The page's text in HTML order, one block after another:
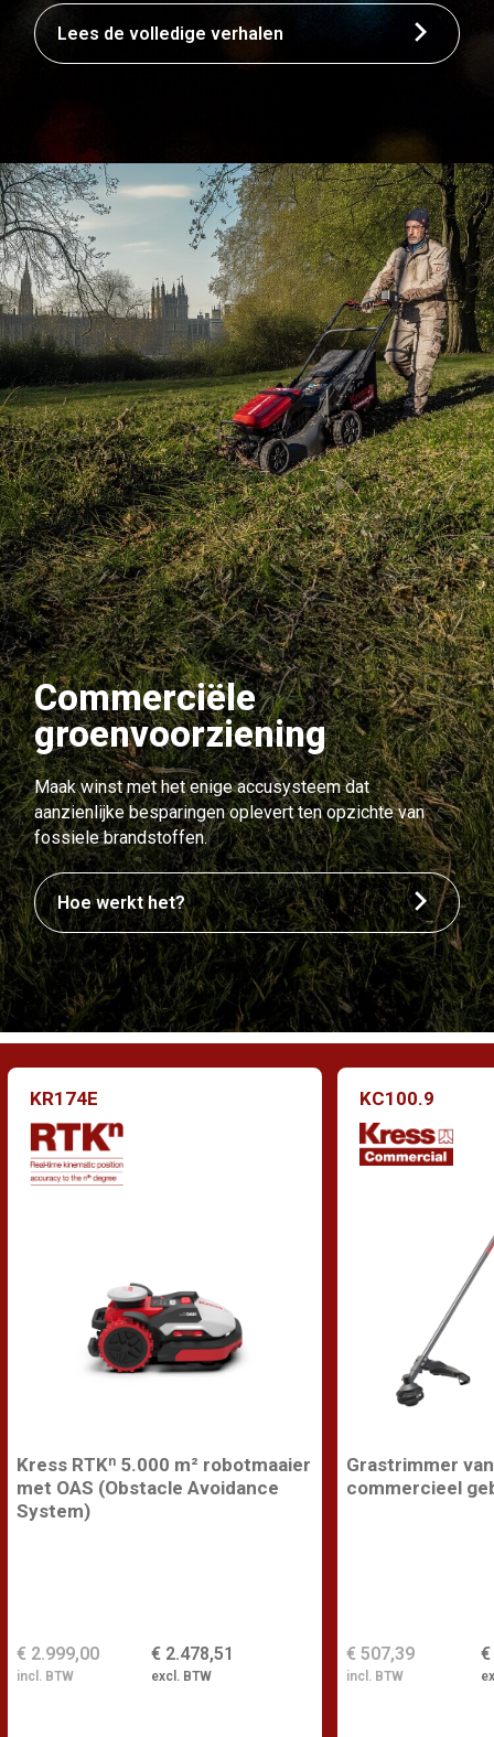
Lees de volledige verhalen
Commerciële
groenvoorziening
Maak winst met het enige accusysteem dat
aanzienlijke besparingen oplevert ten opzichte van
fossiele brandstoffen.
Hoe werkt het?
KR174E
Kress RTKⁿ 5.000 m² robotmaaier
met OAS (Obstacle Avoidance
System)
€ 2.478,51
excl. BTW
€ 2.999,00
incl. BTW
KC100.9
Grastrimmer
commercieel
€
€ 507,39
incl. BTW